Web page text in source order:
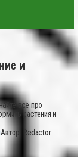
и
всё про
растения и
Автор: Redactor